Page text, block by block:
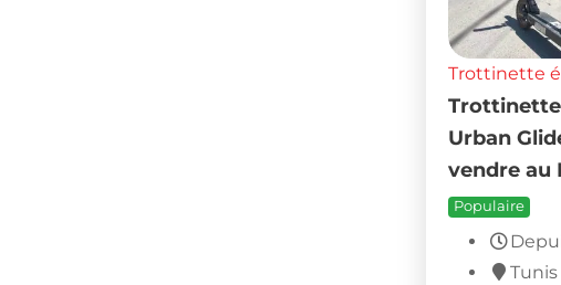
Trottinette
Urban
vendre au
Populaire
Tunis